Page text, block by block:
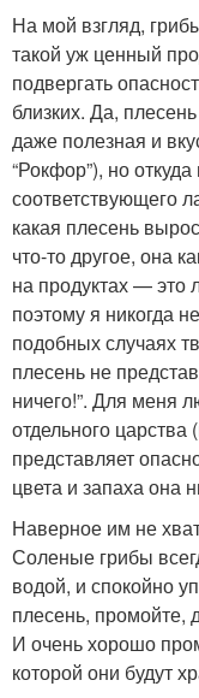
На мой взгляд,
такой уж ценный
подвергать
близких. Да,
даже полезная и
“Рокфор”), но
соответствующего
какая плесень
что-то другое, она
на продуктах — это
поэтому я никогда
подобных случаях
плесень не
ничего!”. Для меня
отдельного
представляет
цвета и запаха она
Наверное им не
Соленые грибы
водой, и спокойно
плесень, промойте,
И очень хорошо
которой они будут